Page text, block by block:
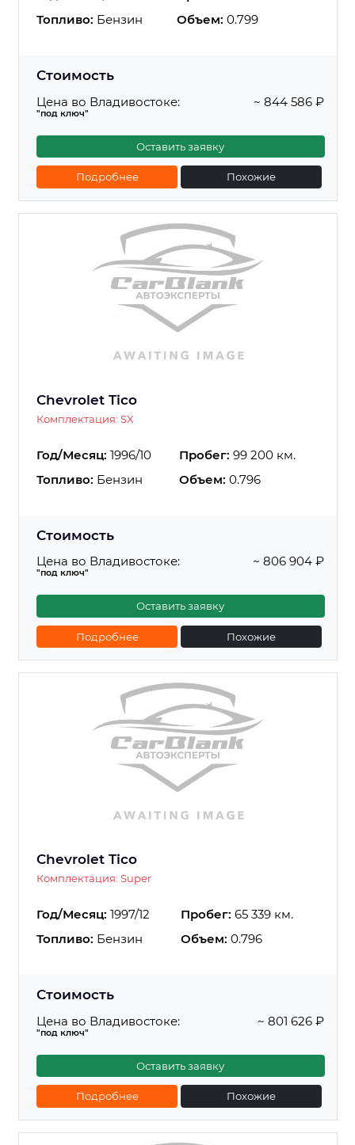
Топливо: Бензин Объем: 0.799
Стоимость
Цена во Владивостоке:
"под ключ"
~ 844 586 ₽
Оставить заявку
Подробнее Похожие
Chevrolet Tico
Комплектация: SX
Год/Месяц: 1996/10 Пробег: 99 200 км.
Топливо: Бензин Объем: 0.796
Стоимость
Цена во Владивостоке:
"под ключ"
~ 806 904 ₽
Оставить заявку
Подробнее Похожие
Chevrolet Tico
Комплектация: Super
Год/Месяц: 1997/12 Пробег: 65 339 км.
Топливо: Бензин Объем: 0.796
Стоимость
Цена во Владивостоке:
"под ключ"
~ 801 626 ₽
Оставить заявку
Подробнее Похожие